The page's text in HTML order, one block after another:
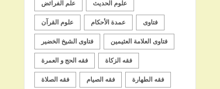
علم الفرائض علوم الحديث
علوم القرآن عمدة الأحكام فتاوى
فتاوى الشيخ الخضير فتاوى العلامة العثيمين
فقه الحج و العمرة فقه الزكاة
فقه الصلاة فقه الصيام فقه الطهارة